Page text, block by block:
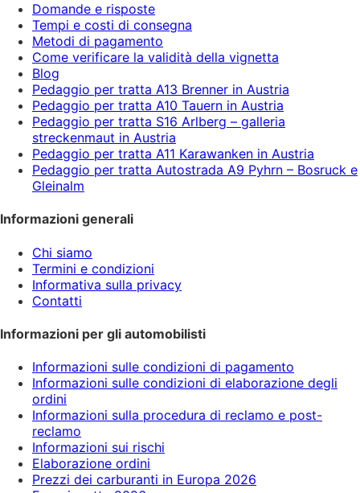
Domande e risposte
Tempi e costi di consegna
Metodi di pagamento
Come verificare la validità della vignetta
Blog
Pedaggio per tratta A13 Brenner in Austria
Pedaggio per tratta A10 Tauern in Austria
Pedaggio per tratta S16 Arlberg – galleria
streckenmaut in Austria
Pedaggio per tratta A11 Karawanken in Austria
Pedaggio per tratta Autostrada A9 Pyhrn – Bosruck e
Gleinalm
Informazioni generali
Chi siamo
Termini e condizioni
Informativa sulla privacy
Contatti
Informazioni per gli automobilisti
Informazioni sulle condizioni di pagamento
Informazioni sulle condizioni di elaborazione degli
ordini
Informazioni sulla procedura di reclamo e post-
reclamo
Informazioni sui rischi
Elaborazione ordini
Prezzi dei carburanti in Europa 2026